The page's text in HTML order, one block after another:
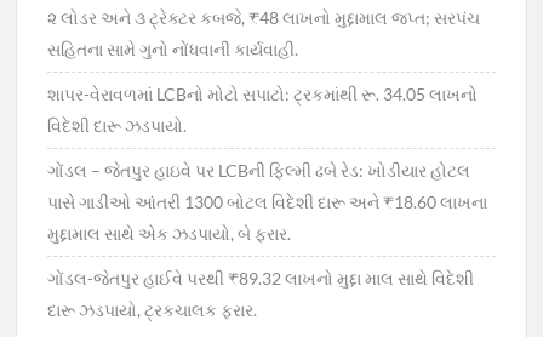
૨ લોડર અને ૩ ટ્રેક્ટર કબજે, ₹48 લાખનો મુદ્દામાલ જપ્ત; સરપંચ
સહિતના સામે ગુનો નોંધવાની કાર્યવાહી.
શાપર-વેરાવળમાં LCBનો મોટો સપાટો: ટ્રકમાંથી રૂ. 34.05 લાખનો
વિદેશી દારૂ ઝડપાયો.
ગોંડલ – જેતપુર હાઇવે પર LCBની ફિલ્મી ઢબે રેડ: ખોડીયાર હોટલ
પાસે ગાડીઓ આંતરી 1300 બોટલ વિદેશી દારૂ અને ₹18.60 લાખના
મુદ્દામાલ સાથે એક ઝડપાયો, બે ફરાર.
ગોંડલ-જેતપુર હાઈવે પરથી ₹89.32 લાખનો મુદ્દા માલ સાથે વિદેશી
દારૂ ઝડપાયો, ટ્રકચાલક ફરાર.